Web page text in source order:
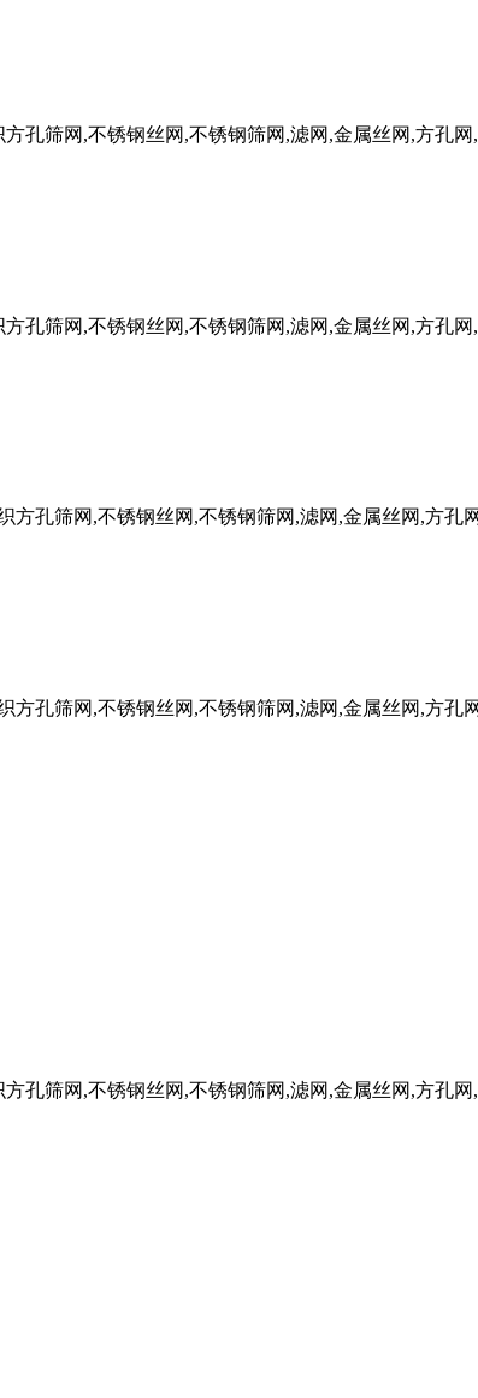
孔筛网,不锈钢丝网,不锈钢筛网,滤网,金属丝网,方孔网
孔筛网,不锈钢丝网,不锈钢筛网,滤网,金属丝网,方孔网
方孔筛网,不锈钢丝网,不锈钢筛网,滤网,金属丝网,方孔
方孔筛网,不锈钢丝网,不锈钢筛网,滤网,金属丝网,方孔
孔筛网,不锈钢丝网,不锈钢筛网,滤网,金属丝网,方孔网